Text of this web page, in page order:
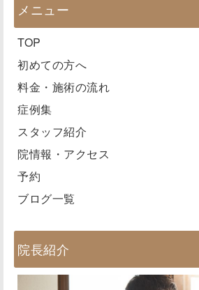
メニュー
TOP
初めての方へ
料金・施術の流れ
症例集
スタッフ紹介
院情報・アクセス
予約
ブログ一覧
院長紹介